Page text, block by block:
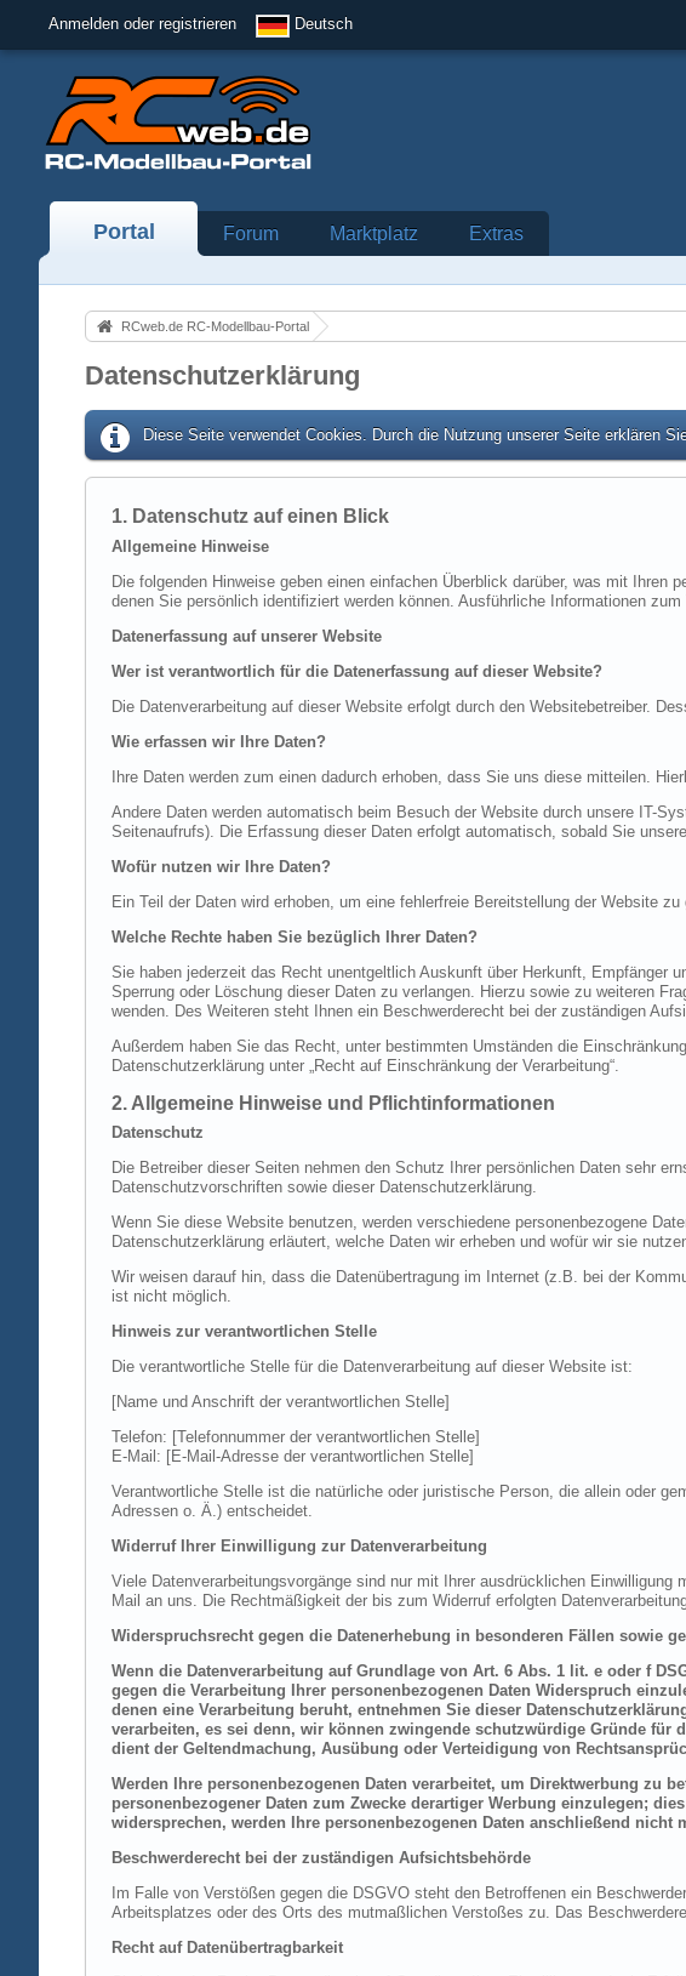
Anmelden oder registrieren Deutsch
Portal Forum Marktplatz Extras
RCweb.de RC-Modellbau-Portal
Datenschutzerklärung
Diese Seite verwendet Cookies. Durch die Nutzung unserer Seite erklären
1. Datenschutz auf einen Blick
Allgemeine Hinweise
Die folgenden Hinweise geben einen einfachen Überblick darüber, was mit
denen Sie persönlich identifiziert werden können. Ausführliche Informationen
Datenerfassung auf unserer Website
Wer ist verantwortlich für die Datenerfassung auf dieser Website?
Die Datenverarbeitung auf dieser Website erfolgt durch den Websitebetreiber.
Wie erfassen wir Ihre Daten?
Ihre Daten werden zum einen dadurch erhoben, dass Sie uns diese mitteilen.
Andere Daten werden automatisch beim Besuch der Website durch unsere IT-
Seitenaufrufs). Die Erfassung dieser Daten erfolgt automatisch, sobald Sie
Wofür nutzen wir Ihre Daten?
Ein Teil der Daten wird erhoben, um eine fehlerfreie Bereitstellung der Website
Welche Rechte haben Sie bezüglich Ihrer Daten?
Sie haben jederzeit das Recht unentgeltlich Auskunft über Herkunft, Empfänger
Sperrung oder Löschung dieser Daten zu verlangen. Hierzu sowie zu weiteren
wenden. Des Weiteren steht Ihnen ein Beschwerderecht bei der zuständigen
Außerdem haben Sie das Recht, unter bestimmten Umständen die
Datenschutzerklärung unter „Recht auf Einschränkung der Verarbeitung“.
2. Allgemeine Hinweise und Pflichtinformationen
Datenschutz
Die Betreiber dieser Seiten nehmen den Schutz Ihrer persönlichen Daten sehr
Datenschutzvorschriften sowie dieser Datenschutzerklärung.
Wenn Sie diese Website benutzen, werden verschiedene personenbezogene
Datenschutzerklärung erläutert, welche Daten wir erheben und wofür wir sie
Wir weisen darauf hin, dass die Datenübertragung im Internet (z.B. bei der
ist nicht möglich.
Hinweis zur verantwortlichen Stelle
Die verantwortliche Stelle für die Datenverarbeitung auf dieser Website ist:
[Name und Anschrift der verantwortlichen Stelle]
Telefon: [Telefonnummer der verantwortlichen Stelle]
E-Mail: [E-Mail-Adresse der verantwortlichen Stelle]
Verantwortliche Stelle ist die natürliche oder juristische Person, die allein oder
Adressen o. Ä.) entscheidet.
Widerruf Ihrer Einwilligung zur Datenverarbeitung
Viele Datenverarbeitungsvorgänge sind nur mit Ihrer ausdrücklichen
Mail an uns. Die Rechtmäßigkeit der bis zum Widerruf erfolgten
Widerspruchsrecht gegen die Datenerhebung in besonderen Fällen sowie
Wenn die Datenverarbeitung auf Grundlage von Art. 6 Abs. 1 lit. e oder f
gegen die Verarbeitung Ihrer personenbezogenen Daten Widerspruch
denen eine Verarbeitung beruht, entnehmen Sie dieser
verarbeiten, es sei denn, wir können zwingende schutzwürdige Gründe für
dient der Geltendmachung, Ausübung oder Verteidigung von
Werden Ihre personenbezogenen Daten verarbeitet, um Direktwerbung zu
personenbezogener Daten zum Zwecke derartiger Werbung einzulegen;
widersprechen, werden Ihre personenbezogenen Daten anschließend nicht
Beschwerderecht bei der zuständigen Aufsichtsbehörde
Im Falle von Verstößen gegen die DSGVO steht den Betroffenen ein
Arbeitsplatzes oder des Orts des mutmaßlichen Verstoßes zu. Das
Recht auf Datenübertragbarkeit